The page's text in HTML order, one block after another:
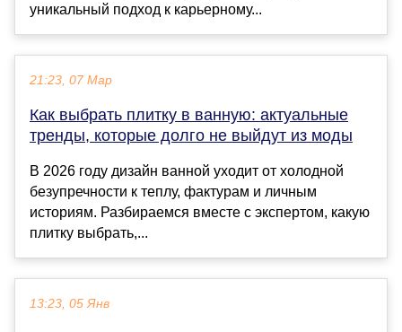
уникальный подход к карьерному...
21:23, 07 Мар
Как выбрать плитку в ванную: актуальные
тренды, которые долго не выйдут из моды
В 2026 году дизайн ванной уходит от холодной
безупречности к теплу, фактурам и личным
историям. Разбираемся вместе с экспертом, какую
плитку выбрать,...
13:23, 05 Янв